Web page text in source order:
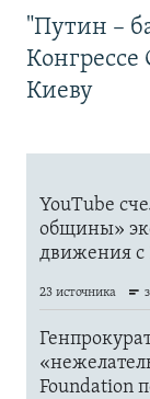
"Путин –
Киеву